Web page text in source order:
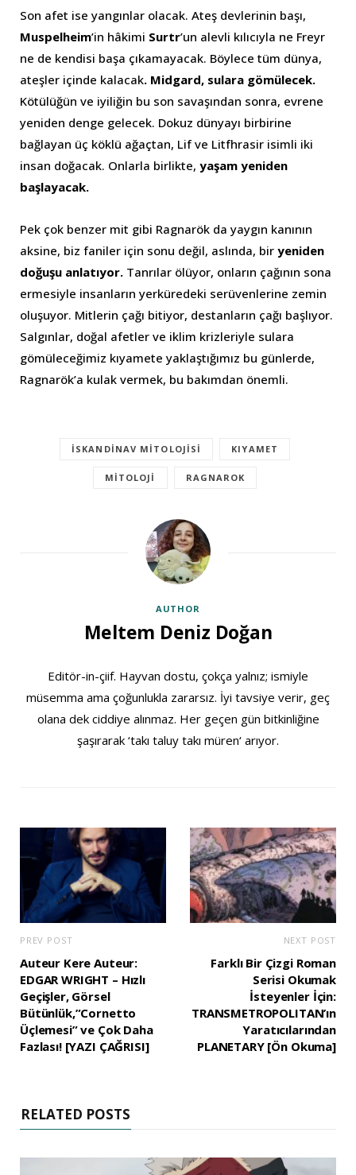
Son afet ise yangınlar olacak. Ateş devlerinin başı,
Muspelheim’in hâkimi Surtr’un alevli kılıcıyla ne Freyr
ne de kendisi başa çıkamayacak. Böylece tüm dünya,
ateşler içinde kalacak. Midgard, sulara gömülecek.
Kötülüğün ve iyiliğin bu son savaşından sonra, evrene
yeniden denge gelecek. Dokuz dünyayı birbirine
bağlayan üç köklü ağaçtan, Lif ve Litfhrasir isimli iki
insan doğacak. Onlarla birlikte, yaşam yeniden
başlayacak.
Pek çok benzer mit gibi Ragnarök da yaygın kanının
aksine, biz faniler için sonu değil, aslında, bir yeniden
doğuşu anlatıyor. Tanrılar ölüyor, onların çağının sona
ermesiyle insanların yerküredeki serüvenlerine zemin
oluşuyor. Mitlerin çağı bitiyor, destanların çağı başlıyor.
Salgınlar, doğal afetler ve iklim krizleriyle sulara
gömüleceğimiz kıyamete yaklaştığımız bu günlerde,
Ragnarök’a kulak vermek, bu bakımdan önemli.
İSKANDINAV MITOLOJISI KIYAMET
MITOLOJI RAGNAROK
AUTHOR
Meltem Deniz Doğan
Editör-in-çiif. Hayvan dostu, çokça yalnız; ismiyle
müsemma ama çoğunlukla zararsız. İyi tavsiye verir, geç
olana dek ciddiye alınmaz. Her geçen gün bitkinliğine
şaşırarak ‘takı taluy takı müren‘ arıyor.
PREV POST
Auteur Kere Auteur:
EDGAR WRIGHT – Hızlı
Geçişler, Görsel
Bütünlük,”Cornetto
Üçlemesi” ve Çok Daha
Fazlası! [YAZI ÇAĞRISI]
NEXT POST
Farklı Bir Çizgi Roman
Serisi Okumak
İsteyenler İçin:
TRANSMETROPOLITAN’ın
Yaratıcılarından
PLANETARY [Ön Okuma]
RELATED POSTS